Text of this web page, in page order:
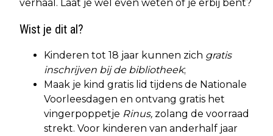
verhaal. Laat je wel even weten of je erbij bent?
Wist je dit al?
Kinderen tot 18 jaar kunnen zich gratis
inschrijven bij de bibliotheek;
Maak je kind gratis lid tijdens de Nationale
Voorleesdagen en ontvang gratis het
vingerpoppetje Rinus, zolang de voorraad
strekt. Voor kinderen van anderhalf jaar